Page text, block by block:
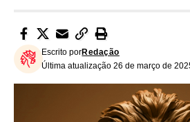
Última atualização 26 de março de
Escrito porRedação